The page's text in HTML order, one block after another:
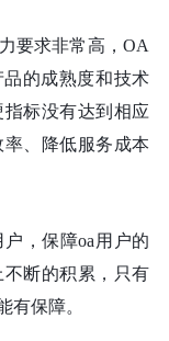
要求非常高，OA
的成熟度和技术
标没有达到相应
、降低服务成本
户，保障oa用户的
断的积累，只有
有保障。